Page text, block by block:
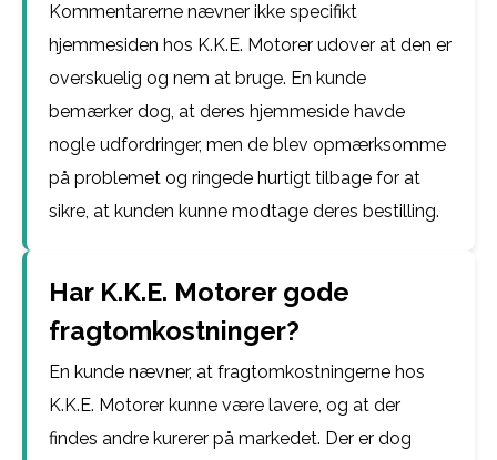
Kommentarerne nævner ikke specifikt
hjemmesiden hos K.K.E. Motorer udover at den er
overskuelig og nem at bruge. En kunde
bemærker dog, at deres hjemmeside havde
nogle udfordringer, men de blev opmærksomme
på problemet og ringede hurtigt tilbage for at
sikre, at kunden kunne modtage deres bestilling.
Har K.K.E. Motorer gode
fragtomkostninger?
En kunde nævner, at fragtomkostningerne hos
K.K.E. Motorer kunne være lavere, og at der
findes andre kurerer på markedet. Der er dog